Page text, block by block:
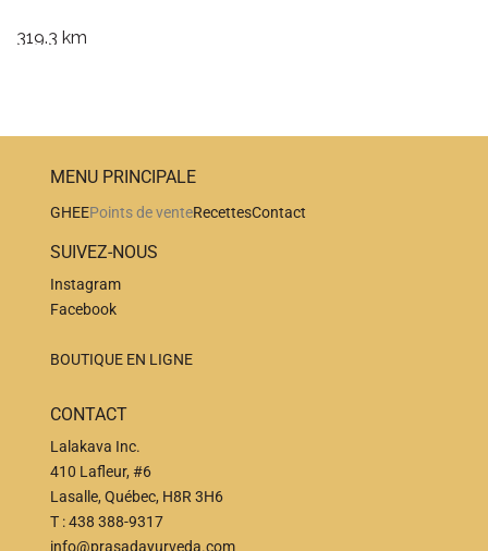
319.3 km
Bonnyville Alberta T9N 2J6
Canada
347.2 km
Directions
102 McKendry Ave West
CANADA
379.8 km
Directions
Happy House Natural Foods & Supplements
MENU PRINCIPALE
GHEEPoints de venteRecettesContact
SUIVEZ-NOUS
Instagram
Facebook
BOUTIQUE EN LIGNE
CONTACT
Lalakava Inc.
410 Lafleur, #6
Lasalle, Québec, H8R 3H6
T :438 388-9317
info@prasadayurveda.com